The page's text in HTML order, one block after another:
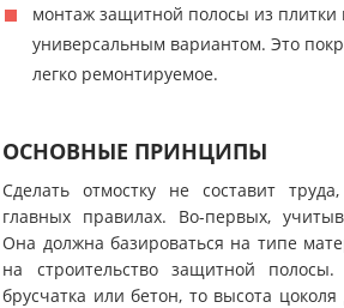
монтаж защитной полосы из
универсальным вариантом. Это
легко ремонтируемое.
ОСНОВНЫЕ ПРИНЦИПЫ
Сделать отмостку не составит
главных правилах. Во-первых,
Она должна базироваться на типе
на строительство защитной полосы.
брусчатка или бетон, то высота